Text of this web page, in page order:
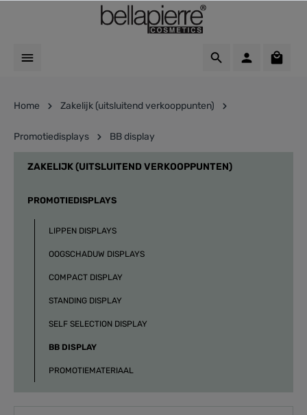
Home Zakelijk (uitsluitend verkooppunten)
Promotiedisplays BB display
ZAKELIJK (UITSLUITEND VERKOOPPUNTEN)
PROMOTIEDISPLAYS
LIPPEN DISPLAYS
OOGSCHADUW DISPLAYS
COMPACT DISPLAY
STANDING DISPLAY
SELF SELECTION DISPLAY
BB DISPLAY
PROMOTIEMATERIAAL